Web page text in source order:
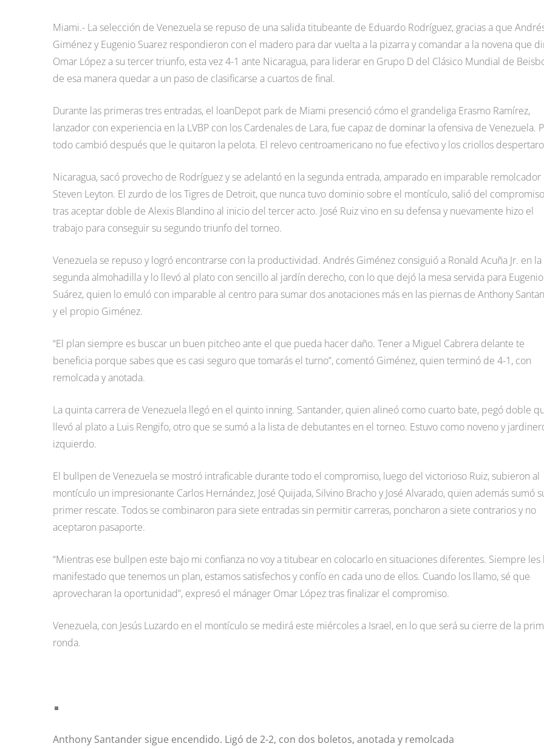
Miami.- La selección de Venezuela se repuso de una salida titubeante de Eduardo Rodríguez, gracias a que
Giménez y Eugenio Suarez respondieron con el madero para dar vuelta a la pizarra y comandar a la novena que
Omar López a su tercer triunfo, esta vez 4-1 ante Nicaragua, para liderar en Grupo D del Clásico Mundial de
de esa manera quedar a un paso de clasificarse a cuartos de final.
Durante las primeras tres entradas, el loanDepot park de Miami presenció cómo el grandeliga Erasmo Ramírez,
lanzador con experiencia en la LVBP con los Cardenales de Lara, fue capaz de dominar la ofensiva de Venezuela.
todo cambió después que le quitaron la pelota. El relevo centroamericano no fue efectivo y los criollos
Nicaragua, sacó provecho de Rodríguez y se adelantó en la segunda entrada, amparado en imparable remolcador
Steven Leyton. El zurdo de los Tigres de Detroit, que nunca tuvo dominio sobre el montículo, salió del compromiso
tras aceptar doble de Alexis Blandino al inicio del tercer acto. José Ruiz vino en su defensa y nuevamente hizo el
trabajo para conseguir su segundo triunfo del torneo.
Venezuela se repuso y logró encontrarse con la productividad. Andrés Giménez consiguió a Ronald Acuña Jr. en la
segunda almohadilla y lo llevó al plato con sencillo al jardín derecho, con lo que dejó la mesa servida para Eugenio
Suárez, quien lo emuló con imparable al centro para sumar dos anotaciones más en las piernas de Anthony
y el propio Giménez.
“El plan siempre es buscar un buen pitcheo ante el que pueda hacer daño. Tener a Miguel Cabrera delante te
beneficia porque sabes que es casi seguro que tomarás el turno”, comentó Giménez, quien terminó de 4-1, con
remolcada y anotada.
La quinta carrera de Venezuela llegó en el quinto inning. Santander, quien alineó como cuarto bate, pegó doble
llevó al plato a Luis Rengifo, otro que se sumó a la lista de debutantes en el torneo. Estuvo como noveno y
izquierdo.
El bullpen de Venezuela se mostró intraficable durante todo el compromiso, luego del victorioso Ruiz, subieron al
montículo un impresionante Carlos Hernández, José Quijada, Silvino Bracho y José Alvarado, quien además sumó
primer rescate. Todos se combinaron para siete entradas sin permitir carreras, poncharon a siete contrarios y no
aceptaron pasaporte.
“Mientras ese bullpen este bajo mi confianza no voy a titubear en colocarlo en situaciones diferentes. Siempre les
manifestado que tenemos un plan, estamos satisfechos y confío en cada uno de ellos. Cuando los llamo, sé que
aprovecharan la oportunidad”, expresó el mánager Omar López tras finalizar el compromiso.
Venezuela, con Jesús Luzardo en el montículo se medirá este miércoles a Israel, en lo que será su cierre de la
ronda.
Anthony Santander sigue encendido. Ligó de 2-2, con dos boletos, anotada y remolcada